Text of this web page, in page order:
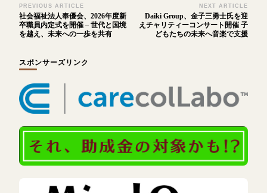
Post
Navigation
PREVIOUS ARTICLE
社会福祉法人奉優会、2026年度新
卒職員内定式を開催 – 世代と国境
を越え、未来への一歩を共有
NEXT ARTICLE
Daiki Group、金子三勇士氏を迎
えチャリティーコンサート開催 子
どもたちの未来へ音楽で支援
スポンサーズリンク